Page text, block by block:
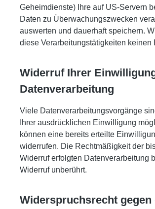
Geheimdienste) Ihre auf US-Servern
Daten zu Überwachungszwecken
auswerten und dauerhaft speichern.
diese Verarbeitungstätigkeiten keinen
Widerruf Ihrer
Datenverarbeitung
Viele Datenverarbeitungsvorgänge
Ihrer ausdrücklichen Einwilligung
können eine bereits erteilte
widerrufen. Die Rechtmäßigkeit der
Widerruf erfolgten Datenverarbeitung
Widerruf unberührt.
Widerspruchsrecht gegen